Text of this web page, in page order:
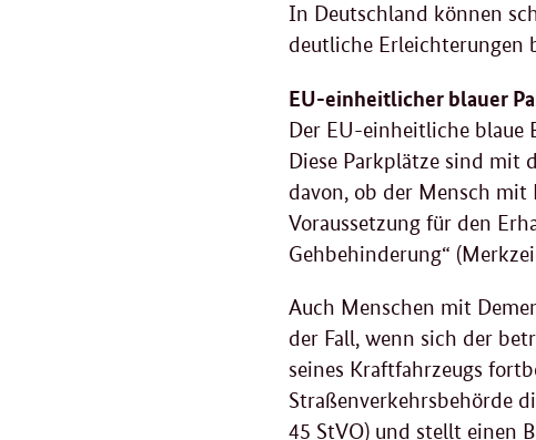
In Deutschland können
deutliche Erleichterungen
EU-einheitlicher blauer
Der EU-einheitliche blaue
Diese Parkplätze sind mit
davon, ob der Mensch
Voraussetzung für den
Gehbehinderung“
Auch Menschen mit
der Fall, wenn sich der
seines Kraftfahrzeugs
Straßenverkehrsbehörde
45 StVO) und stellt einen